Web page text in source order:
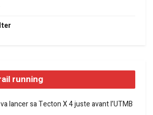
running
lancer sa Tecton X 4 juste avant l’UTMB